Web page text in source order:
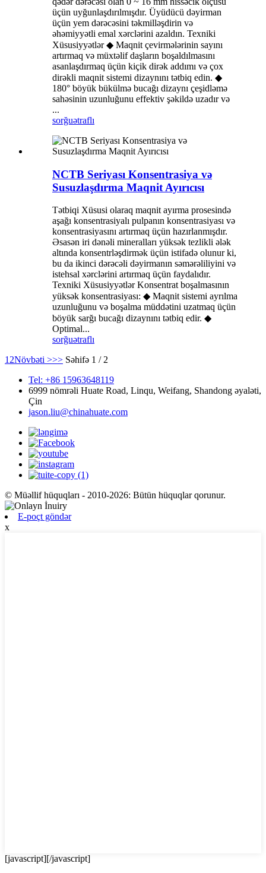
üçün uyğunlaşdırılmışdır. Üyüdücü dəyirman
üçün yem dərəcəsini təkmilləşdirin və
əhəmiyyətli emal xərclərini azaldın. Texniki
Xüsusiyyətlər ◆ Maqnit çevirmələrinin sayını
artırmaq və müxtəlif daşların boşaldılmasını
asanlaşdırmaq üçün kiçik dirək addımı və çox
dirəkli maqnit sistemi dizaynını tətbiq edin. ◆
180° böyük bükülmə bucağı dizaynı çeşidləmə
sahəsinin uzunluğunu effektiv şəkildə uzadır və
...
sorğuətraflı
NCTB Seriyası Konsentrasiya və
Susuzlaşdırma Maqnit Ayırıcısı
Tətbiqi Xüsusi olaraq maqnit ayırma prosesində
aşağı konsentrasiyalı pulpanın konsentrasiyası və
konsentrasiyasını artırmaq üçün hazırlanmışdır.
Əsasən iri dənəli mineralları yüksək tezlikli ələk
altında konsentrləşdirmək üçün istifadə olunur ki,
bu da ikinci dərəcəli dəyirmanın səmərəliliyini və
istehsal xərclərini artırmaq üçün faydalıdır.
Texniki Xüsusiyyətlər Konsentrat boşalmasının
yüksək konsentrasiyası: ◆ Maqnit sistemi ayrılma
uzunluğunu və boşalma müddətini uzatmaq üçün
böyük sarğı bucağı dizaynını tətbiq edir. ◆
Optimal...
sorğuətraflı
1 2Növbəti >>> Səhifə 1 / 2
Tel: +86 15963648119
6999 nömrəli Huate Road, Linqu, Weifang, Shandong əyaləti,
Çin
jason.liu@chinahuate.com
© Müəllif hüquqları - 2010-2026: Bütün hüquqlar qorunur.
E-poçt göndər
x
[javascript][/javascript]